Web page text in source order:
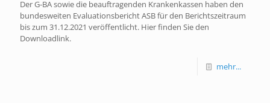
Der G-BA sowie die beauftragenden Krankenkassen haben den
bundesweiten Evaluationsbericht ASB für den Berichtszeitraum
bis zum 31.12.2021 veröffentlicht. Hier finden Sie den
Downloadlink.
mehr...